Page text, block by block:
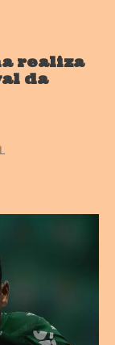
realiza
da